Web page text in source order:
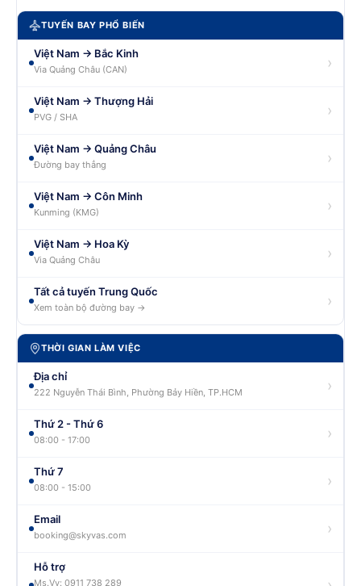
TUYẾN BAY PHỔ BIẾN
Việt Nam → Bắc Kinh
Via Quảng Châu (CAN) ›
Việt Nam → Thượng Hải
PVG / SHA ›
Việt Nam → Quảng Châu
Đường bay thẳng ›
Việt Nam → Côn Minh
Kunming (KMG) ›
Việt Nam → Hoa Kỳ
Via Quảng Châu ›
Tất cả tuyến Trung Quốc
Xem toàn bộ đường bay → ›
THỜI GIAN LÀM VIỆC
Địa chỉ
222 Nguyễn Thái Bình, Phường Bảy Hiền, TP.HCM ›
Thứ 2 - Thứ 6
08:00 - 17:00 ›
Thứ 7
08:00 - 15:00 ›
Email
booking@skyvas.com ›
Hỗ trợ
Ms.Vy: 0911 738 289